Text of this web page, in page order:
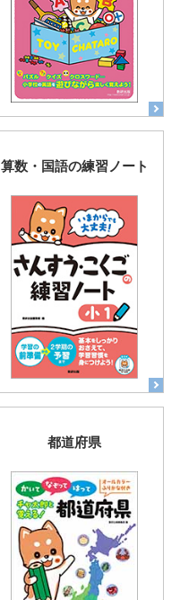
算数・国語の練習ノート
都道府県